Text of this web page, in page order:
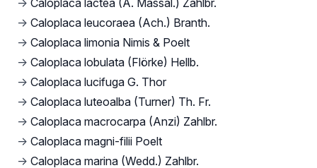
→ Caloplaca leucoraea (Ach.) Branth.
→ Caloplaca limonia Nimis & Poelt
→ Caloplaca lobulata (Flörke) Hellb.
→ Caloplaca lucifuga G. Thor
→ Caloplaca luteoalba (Turner) Th. Fr.
→ Caloplaca macrocarpa (Anzi) Zahlbr.
→ Caloplaca magni-filii Poelt
→ Caloplaca marina (Wedd.) Zahlbr.